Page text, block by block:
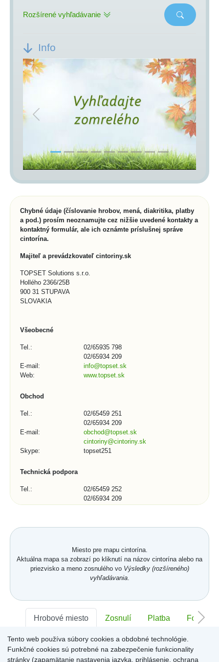
Rozšírené vyhľadávanie
Info
Previous Next
Chybné údaje (číslovanie hrobov, mená, diakritika, platby
a pod.) prosím neoznamujte cez nižšie uvedené kontakty a
kontaktný formulár, ale ich oznámte príslušnej správe
cintorína.
Majiteľ a prevádzkovateľ cintoriny.sk
TOPSET Solutions s.r.o.
Hollého 2366/25B
900 31 STUPAVA
SLOVAKIA
Všeobecné
Tel.:
02/65935 798
02/65934 209
E-mail:
info@topset.sk
Web:
www.topset.sk
Obchod
Tel.:
02/65459 251
02/65934 209
E-mail:
obchod@topset.sk
cintoriny@cintoriny.sk
Skype:
topset251
Technická podpora
Tel.:
02/65459 252
02/65934 209
Mesto, obec, organizácia:
*E-mail:
Miesto pre mapu cintorína.
Aktuálna mapa sa zobrazí po kliknutí na názov cintorína alebo na
priezvisko a meno zosnulého vo Výsledky (rozšíreného)
vyhľadávania.
Hrobové miesto Zosnulí Platba Foto
Sektor:- Rad:- Číslo:-
Tento web používa súbory cookies a obdobné technológie.
Funkčné cookies sú potrebné na zabezpečenie funkcionality
stránky (zapamätanie nastavenia jazyka, prihlásenie, ochrana